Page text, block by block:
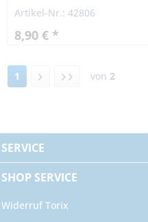
Herstellernummer: N999521...
Artikel-Nr.: 42806
8,90 € *
1 von 2
SERVICE
SHOP SERVICE
Widerruf Torix